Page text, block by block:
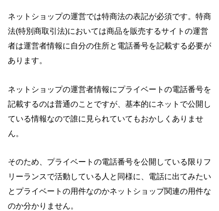
ネットショップの運営では特商法の表記が必須です。特商
法(特別商取引法)においては商品を販売するサイトの運営
者は運営者情報に自分の住所と電話番号を記載する必要が
あります。
ネットショップの運営者情報にプライベートの電話番号を
記載するのは普通のことですが、基本的にネットで公開し
ている情報なので誰に見られていてもおかしくありませ
ん。
そのため、プライベートの電話番号を公開している限りフ
リーランスで活動している人と同様に、電話に出てみたい
とプライベートの用件なのかネットショップ関連の用件な
のか分かりません。